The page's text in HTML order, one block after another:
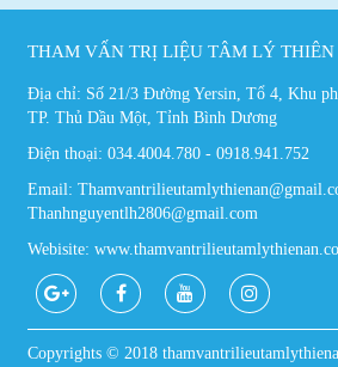
THAM VẤN TRỊ LIỆU TÂM LÝ
Địa chỉ: Số 21/3 Đường Yersin, Tổ 4, Khu
TP. Thủ Dầu Một, Tỉnh Bình Dương
Điện thoại: 034.4004.780 - 0918.941.752
Email:
Thanhnguyentlh2806@gmail.com
Webisite:
Copyrights © 2018